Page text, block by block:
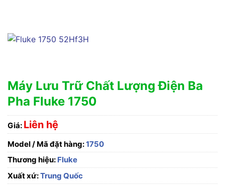
Máy Lưu Trữ Chất Lượng Điện Ba
Pha Fluke 1750
Giá: Liên hệ
Model / Mã đặt hàng:1750
Thương hiệu: Fluke
Xuất xứ:Trung Quốc